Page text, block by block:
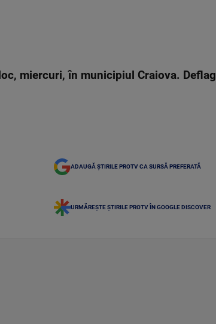
miercuri, în municipiul Craiova.
ADAUGĂ ȘTIRILE PROTV CA SURSĂ PREFERATĂ
URMĂREȘTE ȘTIRILE PROTV ÎN GOOGLE DISCOVER